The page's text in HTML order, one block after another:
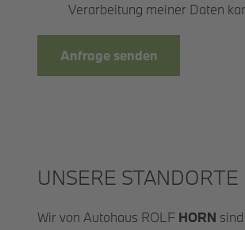
Verarbeitung meiner Daten
Anfrage senden
UNSERE STANDORTE
Wir von Autohaus ROLF HORN